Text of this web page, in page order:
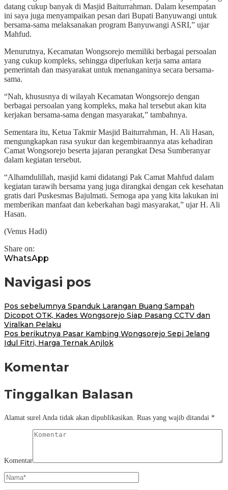
datang cukup banyak di Masjid Baiturrahman. Dalam kesempatan
ini saya juga menyampaikan pesan dari Bupati Banyuwangi untuk
bersama-sama melaksanakan program Banyuwangi ASRI,” ujar
Mahfud.
Menurutnya, Kecamatan Wongsorejo memiliki berbagai persoalan
yang cukup kompleks, sehingga diperlukan kerja sama antara
pemerintah dan masyarakat untuk menanganinya secara bersama-
sama.
“Nah, khususnya di wilayah Kecamatan Wongsorejo dengan
berbagai persoalan yang kompleks, maka hal tersebut akan kita
kerjakan bersama-sama dengan masyarakat,” tambahnya.
Sementara itu, Ketua Takmir Masjid Baiturrahman, H. Ali Hasan,
mengungkapkan rasa syukur dan kegembiraannya atas kehadiran
Camat Wongsorejo beserta jajaran perangkat Desa Sumberanyar
dalam kegiatan tersebut.
“Alhamdulillah, masjid kami didatangi Pak Camat Mahfud dalam
kegiatan tarawih bersama yang juga dirangkai dengan cek kesehatan
gratis dari Puskesmas Bajulmati. Semoga apa yang kita lakukan ini
memberikan manfaat dan keberkahan bagi masyarakat,” ujar H. Ali
Hasan.
(Venus Hadi)
Share on:
WhatsApp
Navigasi pos
Pos sebelumnya Spanduk Larangan Buang Sampah
Dicopot OTK, Kades Wongsorejo Siap Pasang CCTV dan
Viralkan Pelaku
Pos berikutnya Pasar Kambing Wongsorejo Sepi Jelang
Idul Fitri, Harga Ternak Anjlok
Komentar
Tinggalkan Balasan
Alamat surel Anda tidak akan dipublikasikan. Ruas yang wajib ditandai *
Komentar